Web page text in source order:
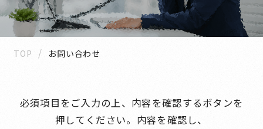
TOP お問い合わせ
必須項目をご入力の上、内容を確認するボタンを
押してください。内容を確認し、